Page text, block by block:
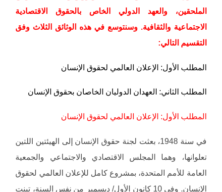
الملحقين، والعهد الدولي الخاص بالحقوق الاقتصادية
الاجتماعية والثقافية. وسنتوسع في هذه الوثائق الثلاث وفق
التقسيم التالي:
المطلب الأول: الإعلان العالمي لحقوق الإنسان
المطلب الثاني: العهدان الدوليان الخاصان بحقوق الإنسان
المطلب الأول: الإعلان العالمي لحقوق الإنسان
في سنة 1948، بعثت لجنة حقوق الإنسان إلى الهيئتين اللتين
تعلوانها، وهما المجلس الاقتصادي والاجتماعي والجمعية
العامة للأمم المتحدة، بمشروع كامل للإعلان العالمي لحقوق
الإنسان. وفي 10 كانون الأول/ ديسمبر من نفس السنة، تبنت